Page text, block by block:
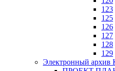
123
125
126
127
128
129
Электронный архив